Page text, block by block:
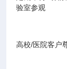
验室参观
高校/医院客户